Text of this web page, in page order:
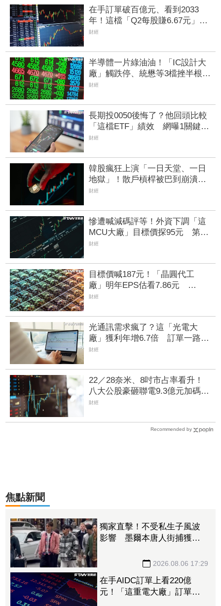
在手訂單破百億元、看到2033
年！這檔「Q2每股賺6.67元」獲
利暴增931% AI帶旺光纜需求
財經
半導體一片綠油油！「IC設計大
廠」觸跌停、統懋等3檔挫半根
記憶體2檔走高成交量噴萬張
財經
長期投0050後悔了？他回頭比較
「這檔ETF」績效 網曝1關鍵：
無絕對優劣
財經
韓股瘋狂上演「一日天堂、一日
地獄」！散戶槓桿被巴到崩潰
今年熔斷至少44次
財經
慘遭喊減碼評等！外資下調「這
MCU大廠」目標價探95元 第二
季每股虧損0.59元是警訊
財經
目標價喊187元！「晶圓代工
廠」明年EPS估看7.86元
VSMC產能升溫有望挹注營收
財經
光通訊需求瘋了？這「光電大
廠」獲利年增6.7倍 訂單一路看
到年底、2027也樂觀
財經
22／28奈米、8吋市占率看升！
八大公股豪砸聯電9.3億元加碼7
千張
財經
Recommended by
焦點新聞
獨家直擊！不受私生子風波
影響 墨爾本唐人街捕獲野
2026.08.06 17:29
在手AIDC訂單上看220億
元！「這重電大廠」訂單能